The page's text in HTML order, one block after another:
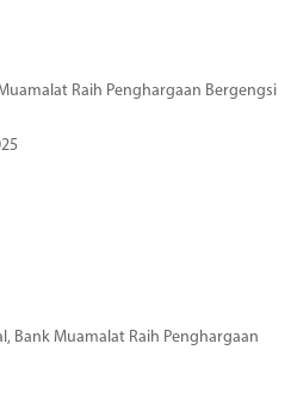
Raih Penghargaan Bergengsi
Bank Muamalat Raih Penghargaan